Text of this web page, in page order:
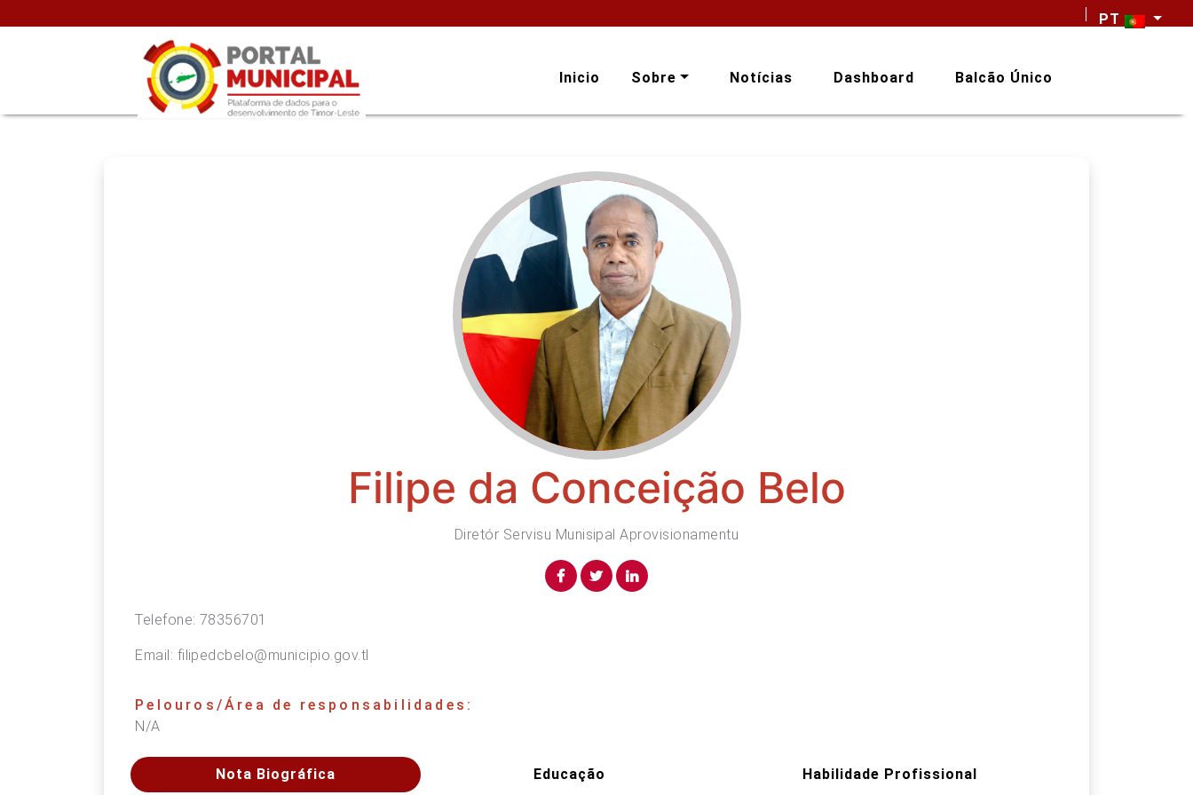
PT
Inicio Sobre Notícias Dashboard Balcão Único
Filipe da Conceição Belo
Diretór Servisu Munisipal Aprovisionamentu
Telefone:78356701
Email: filipedcbelo@municipio.gov.tl
Pelouros/Área de responsabilidades:
N/A
Nota Biográfica Educação Habilidade Profissional